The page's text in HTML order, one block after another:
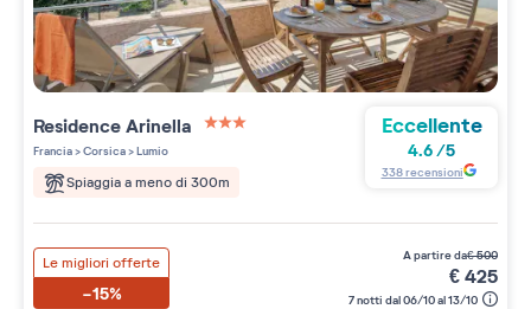
ResidenceArinella
Francia>Corsica>Lumio
Spiaggia a meno di 300m
Eccellente
4.6/5
338recensioni
Le migliori offerte
-15%
a partire da€500
€425
7 notti dal 06/10 al 13/10